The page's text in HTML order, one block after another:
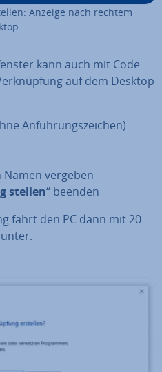
Anzeige nach rechtem
kann auch mit Code
auf dem Desktop
An­füh­rungs­zei­chen)
vergeben
stellen“ beenden
fährt den PC dann mit 20